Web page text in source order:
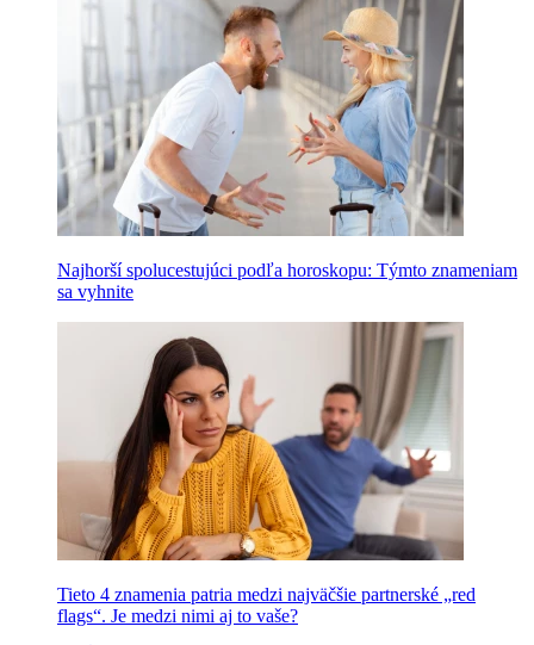
Najhorší spolucestujúci podľa horoskopu: Týmto znameniam
sa vyhnite
Tieto 4 znamenia patria medzi najväčšie partnerské „red
flags“. Je medzi nimi aj to vaše?